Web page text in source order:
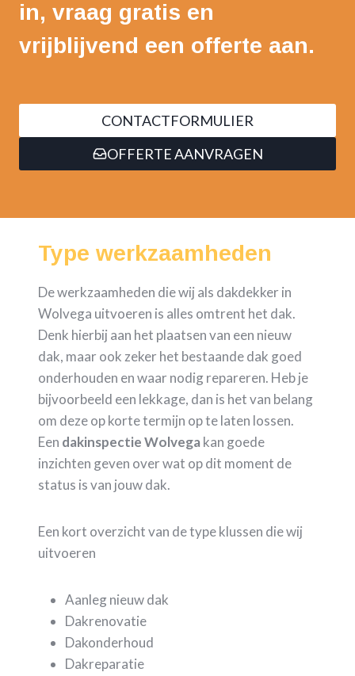
in, vraag gratis en
vrijblijvend een offerte aan.
CONTACTFORMULIER
OFFERTE AANVRAGEN
Type werkzaamheden
De werkzaamheden die wij als dakdekker in
Wolvega uitvoeren is alles omtrent het dak.
Denk hierbij aan het plaatsen van een nieuw
dak, maar ook zeker het bestaande dak goed
onderhouden en waar nodig repareren. Heb je
bijvoorbeeld een lekkage, dan is het van belang
om deze op korte termijn op te laten lossen.
Een dakinspectie Wolvega kan goede
inzichten geven over wat op dit moment de
status is van jouw dak.
Een kort overzicht van de type klussen die wij
uitvoeren
Aanleg nieuw dak
Dakrenovatie
Dakonderhoud
Dakreparatie